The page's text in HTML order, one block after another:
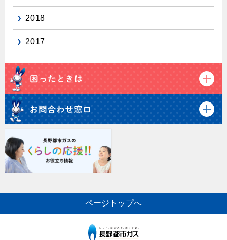
2018
2017
ページトップへ